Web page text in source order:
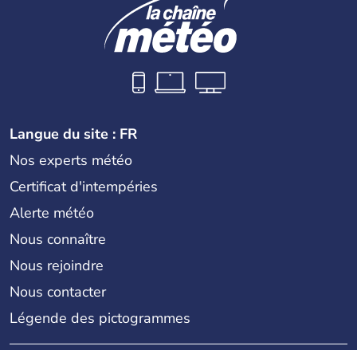
Langue du site : FR
Nos experts météo
Certificat d'intempéries
Alerte météo
Nous connaître
Nous rejoindre
Nous contacter
Légende des pictogrammes